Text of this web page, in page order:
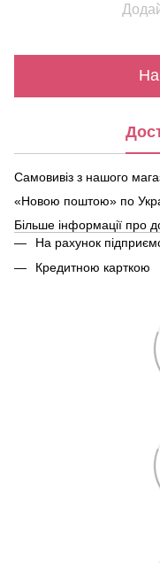
Самовивіз з нашого
«Новою поштою» по
Більше інформації про
На рахунок
Кредитною карткою